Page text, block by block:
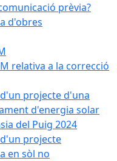
prèvia?
d'obres
relativa a la correcció
projecte d'una
d'energia solar
del Puig 2024
projecte
en sòl no